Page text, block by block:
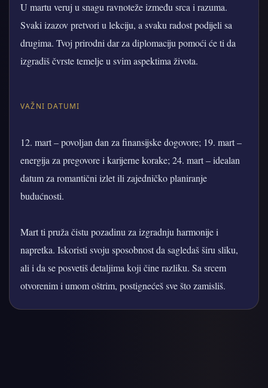
U martu veruj u snagu ravnoteže između srca i razuma.
Svaki izazov pretvori u lekciju, a svaku radost podijeli sa
drugima. Tvoj prirodni dar za diplomaciju pomoći će ti da
izgradiš čvrste temelje u svim aspektima života.
VAŽNI DATUMI
12. mart – povoljan dan za finansijske dogovore; 19. mart –
energija za pregovore i karijerne korake; 24. mart – idealan
datum za romantični izlet ili zajedničko planiranje
budućnosti.
Mart ti pruža čistu pozadinu za izgradnju harmonije i
napretka. Iskoristi svoju sposobnost da sagledaš širu sliku,
ali i da se posvetiš detaljima koji čine razliku. Sa srcem
otvorenim i umom oštrim, postignećeš sve što zamisliš.